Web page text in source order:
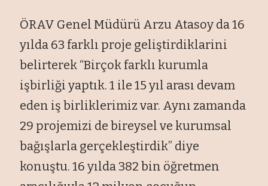
ÖRAV Genel Müdürü Arzu Atasoy da 16
yılda 63 farklı proje geliştirdiklarini
belirterek “Birçok farklı kurumla
işbirliği yaptık. 1 ile 15 yıl arası devam
eden iş birliklerimiz var. Aynı zamanda
29 projemizi de bireysel ve kurumsal
bağışlarla gerçekleştirdik” diye
konuştu. 16 yılda 382 bin öğretmen